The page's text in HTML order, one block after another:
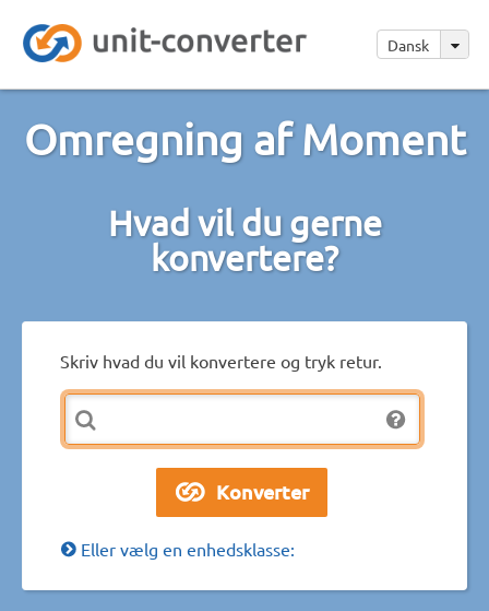
Dansk
Omregning af Moment
Hvad vil du gerne
konvertere?
Skriv hvad du vil konvertere og tryk retur.
Eller vælg en enhedsklasse: